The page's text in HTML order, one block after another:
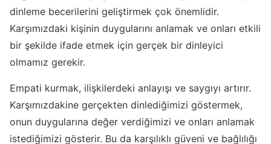
dinleme becerilerini geliştirmek çok önemlidir.
Karşımızdaki kişinin duygularını anlamak ve onları etkili
bir şekilde ifade etmek için gerçek bir dinleyici
olmamız gerekir.
Empati kurmak, ilişkilerdeki anlayışı ve saygıyı artırır.
Karşımızdakine gerçekten dinlediğimizi göstermek,
onun duygularına değer verdiğimizi ve onları anlamak
istediğimizi gösterir. Bu da karşılıklı güveni ve bağlılığı